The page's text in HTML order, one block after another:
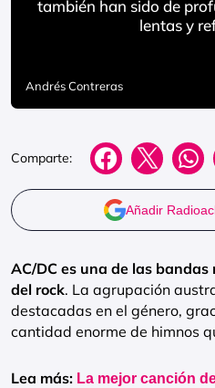
también han sido de
lentas y
Andrés Contreras
Comparte:
Añadir
AC/DC es una de las
del rock. La agrupación
destacadas en el género,
cantidad enorme de himnos
Lea más: La mejor canción